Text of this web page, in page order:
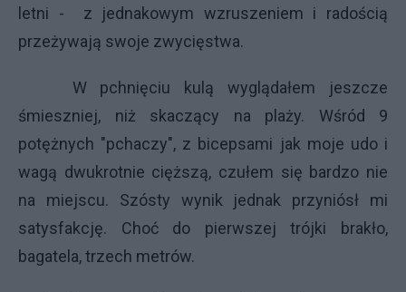
letni - z jednakowym wzruszeniem i radością
przeżywają swoje zwycięstwa.
W pchnięciu kulą wyglądałem jeszcze
śmieszniej, niż skaczący na plaży. Wśród 9
potężnych "pchaczy", z bicepsami jak moje udo i
wagą dwukrotnie cięższą, czułem się bardzo nie
na miejscu. Szósty wynik jednak przyniósł mi
satysfakcję. Choć do pierwszej trójki brakło,
bagatela, trzech metrów.